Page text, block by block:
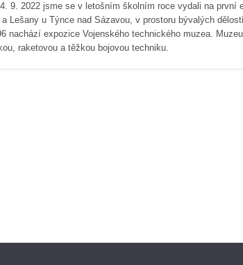
9. 2022 jsme se v letošním školním roce vydali na první
a Lešany u Týnce nad Sázavou, v prostoru bývalých
nachází expozice Vojenského technického muzea.
raketovou a těžkou bojovou techniku.